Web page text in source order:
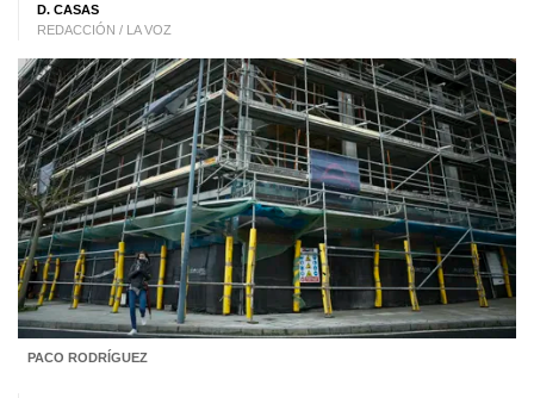
D. CASAS
REDACCIÓN / LA VOZ
PACO RODRÍGUEZ